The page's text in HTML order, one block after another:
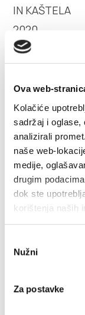
Ova web-
Kolačiće
sadržaj i oglase,
analizirali
naše web-
medije,
drugim
dok ste
korištenja naših
pristanka
Nužni
Za postavke
Destynacja
Co robić
Info
Multimedia
Safe in
pl
Villa Nika,
21216 Kaštel
Odkryj